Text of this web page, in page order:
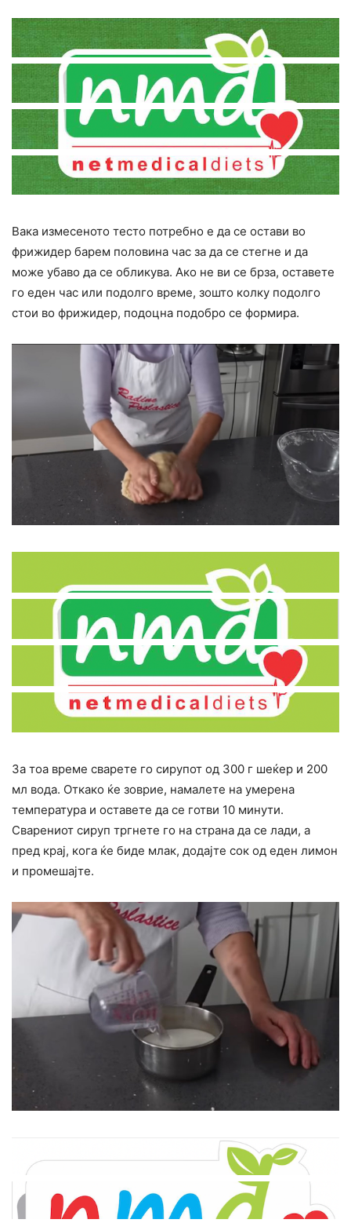
Вака измесеното тесто потребно е да се остави во
фрижидер барем половина час за да се стегне и да
може убаво да се обликува. Ако не ви се брза, оставете
го еден час или подолго време, зошто колку подолго
стои во фрижидер, подоцна подобро се формира.
За тоа време сварете го сирупот од 300 г шеќер и 200
мл вода. Откако ќе зоврие, намалете на умерена
температура и оставете да се готви 10 минути.
Сварениот сируп тргнете го на страна да се лади, а
пред крај, кога ќе биде млак, додајте сок од еден лимон
и промешајте.